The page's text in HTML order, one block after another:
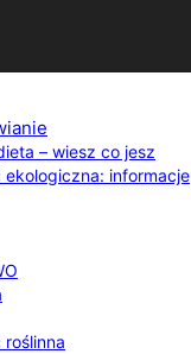
– wiesz co jesz
ekologiczna: informacje